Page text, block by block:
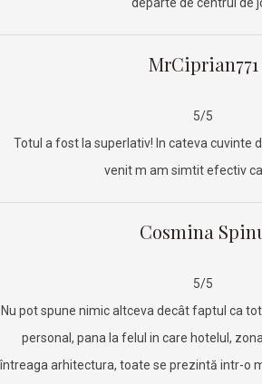
MrCiprian771
5/5
Totul a fost la superlativ! In cateva cuvinte
venit m am simtit efectiv ca
Cosmina
5/5
Nu pot spune nimic altceva decât faptul ca
personal, pana la felul in care hotelul,
întreaga arhitectura, toate se prezintă intr-o